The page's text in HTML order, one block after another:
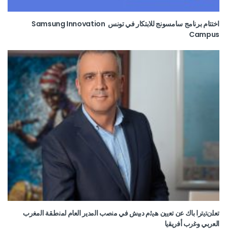
اختتام برنامج سامسونج للابتكار في تونس Samsung Innovation
Campus
ﺗﻌﻠنﺗﯾﺗرا ﺑﺎك ﻋن ﺗﻌﯾﯾن ھﯾﺛم دﺑﯾش ﻓﻲ ﻣﻧﺻب اﻟﻣدﯾر اﻟﻌﺎم ﻟﻣﻧطﻘﺔ اﻟﻣﻐرب
اﻟﻌرﺑﻲ وﻏرب أﻓرﯾﻘﯾﺎ